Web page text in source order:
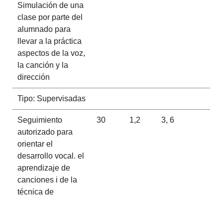
Simulación de una
clase por parte del
alumnado para
llevar a la práctica
aspectos de la voz,
la canción y la
dirección
Tipo: Supervisadas
Seguimiento
autorizado para
orientar el
desarrollo vocal. el
aprendizaje de
canciones i de la
técnica de
30 1,2 3, 6